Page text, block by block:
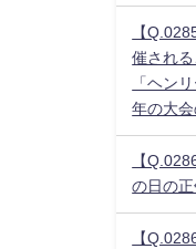
【
催され
「ヘン
年の大会
【
の日の
【